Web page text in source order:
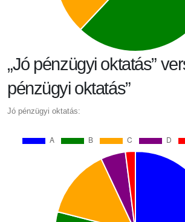
„Jó pénzügyi oktatás”
pénzügyi oktatás”
Jó pénzügyi oktatás: